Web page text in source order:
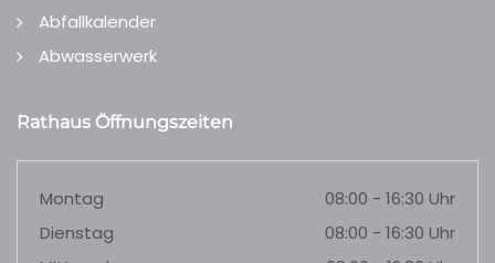
Abfallkalender
Abwasserwerk
Rathaus Öffnungszeiten
Montag
08:00 - 16:30 Uhr
Dienstag
08:00 - 16:30 Uhr